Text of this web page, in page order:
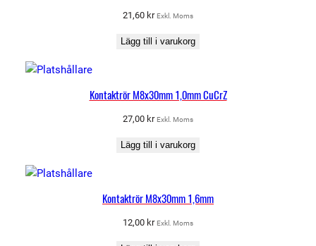
21,60 kr Exkl. Moms
Lägg till i varukorg
Kontaktrör M8x30mm 1,0mm CuCrZ
27,00 kr Exkl. Moms
Lägg till i varukorg
Kontaktrör M8x30mm 1,6mm
12,00 kr Exkl. Moms